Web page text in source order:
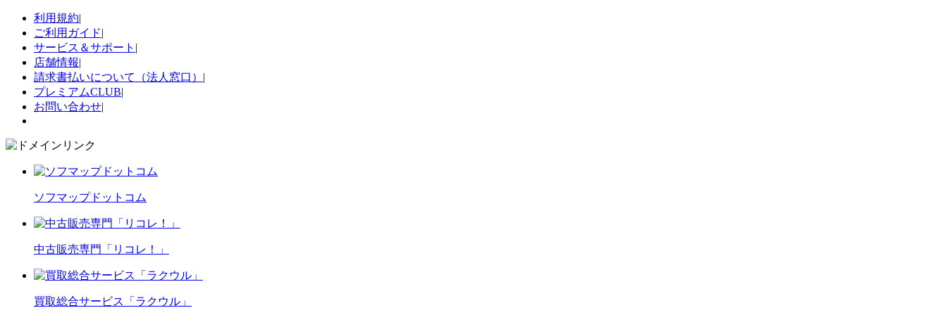
利用規約|
ご利用ガイド|
サービス＆サポート |
店舗情報|
請求書払いについて（法人窓口） |
プレミアムCLUB|
お問い合わせ|
ソフマップドットコム
中古販売専門「リコレ！」
買取総合サービス「ラクウル」